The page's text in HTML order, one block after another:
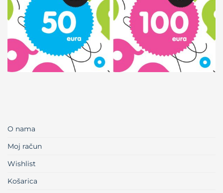
O nama
Moj račun
Wishlist
Košarica